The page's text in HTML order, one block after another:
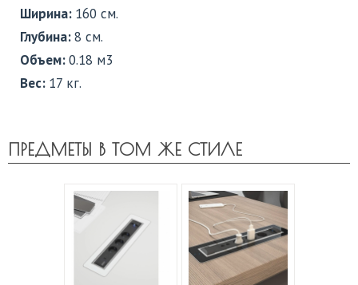
Ширина: 160 см.
Глубина:8 см.
Объем:0.18 м3
Вес: 17 кг.
ПРЕДМЕТЫ В ТОМ ЖЕ СТИЛЕ